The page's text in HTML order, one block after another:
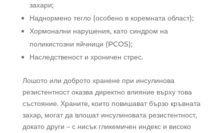
захари;
Наднормено тегло (особено в коремната област);
Хормонални нарушения, като синдром на
поликистозни яйчници (PCOS);
Наследственост и хроничен стрес.
Лошото или доброто хранене при инсулинова
резистентност оказва директно влияние върху това
състояние. Храните, които повишават бързо кръвната
захар, могат да влошат инсулиновата резистентност,
докато други – с нисък гликемичен индекс и високо